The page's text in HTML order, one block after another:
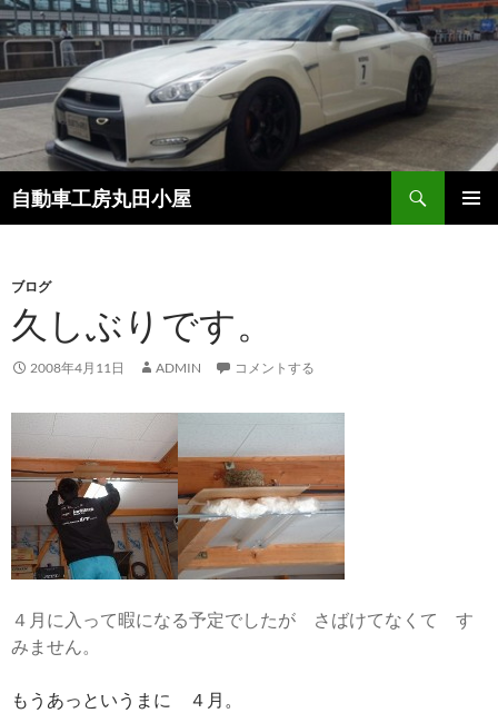
コ
ン
テ
ン
ス
キ
ッ
自動車工房丸田小屋
検
索
ブログ
久しぶりです。
2008年4月11日 ADMIN コメントする
４月に入って暇になる予定でしたが さばけてなくて す
みません。
もうあっというまに ４月。